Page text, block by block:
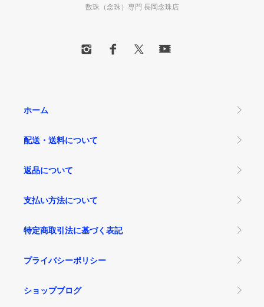
数珠（念珠）専門 長岡念珠店
ホーム
配送・送料について
返品について
支払い方法について
特定商取引法に基づく表記
プライバシーポリシー
ショップブログ